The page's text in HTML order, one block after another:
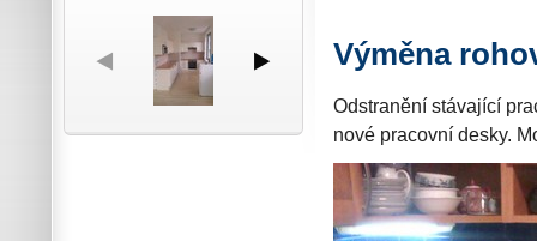
Výměna
Odstranění stávající
nové pracovní desky.